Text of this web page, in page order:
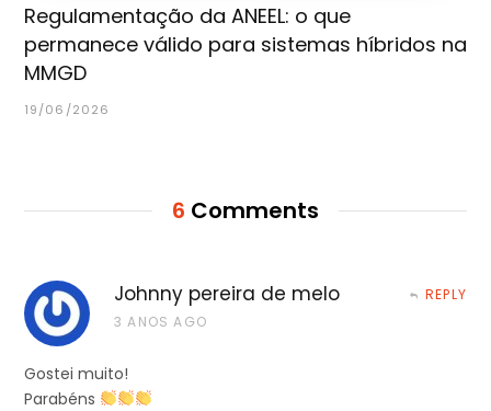
Regulamentação da ANEEL: o que
permanece válido para sistemas híbridos na
MMGD
19/06/2026
6 Comments
Johnny pereira de melo
3 ANOS AGO
REPLY
Gostei muito!
Parabéns